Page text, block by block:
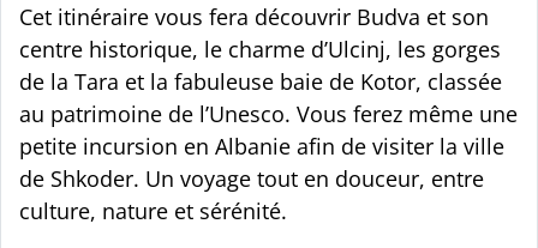
Cet itinéraire vous fera découvrir Budva et son
centre historique, le charme d’Ulcinj, les gorges
de la Tara et la fabuleuse baie de Kotor, classée
au patrimoine de l’Unesco. Vous ferez même une
petite incursion en Albanie afin de visiter la ville
de Shkoder. Un voyage tout en douceur, entre
culture, nature et sérénité.